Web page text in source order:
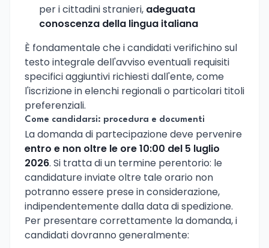
per i cittadini stranieri, adeguata
conoscenza della lingua italiana
È fondamentale che i candidati verifichino sul
testo integrale dell'avviso eventuali requisiti
specifici aggiuntivi richiesti dall'ente, come
l'iscrizione in elenchi regionali o particolari titoli
preferenziali.
Come candidarsi: procedura e documenti
La domanda di partecipazione deve pervenire
entro e non oltre le ore 10:00 del 5 luglio
2026. Si tratta di un termine perentorio: le
candidature inviate oltre tale orario non
potranno essere prese in considerazione,
indipendentemente dalla data di spedizione.
Per presentare correttamente la domanda, i
candidati dovranno generalmente: